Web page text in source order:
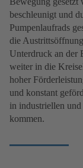
beschleunigt und
Pumpenlaufrads
die
Unterdruck an der
weiter in die
hoher
und konstant
in industriellen
kommen.